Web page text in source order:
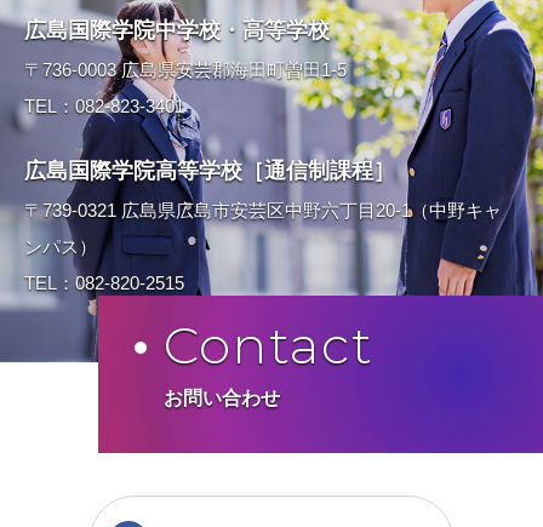
広島国際学院中学校・高等学校
〒736-0003 広島県安芸郡海田町曽田1-5
TEL：082-823-3401
広島国際学院高等学校［通信制課程］
〒739-0321 広島県広島市安芸区中野六丁目20-1（中野キャ
ンパス）
TEL：082-820-2515
Contact
お問い合わせ